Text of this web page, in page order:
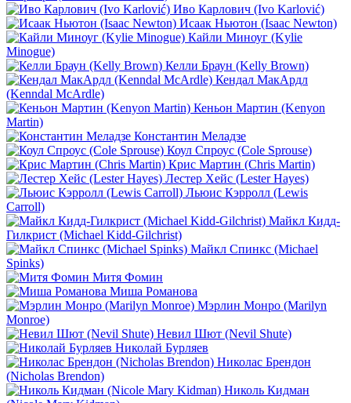
Иво Карлович (Ivo Karlović)
Исаак Ньютон (Isaac Newton)
Кайли Миноуг (Kylie
Minogue)
Келли Браун (Kelly Brown)
Кендал МакАрдл
(Kenndal McArdle)
Кеньон Мартин (Kenyon
Martin)
Константин Меладзе
Коул Спроус (Cole Sprouse)
Крис Мартин (Chris Martin)
Лестер Хейс (Lester Hayes)
Льюис Кэрролл (Lewis
Carroll)
Майкл Кидд-
Гилкрист (Michael Kidd-Gilchrist)
Майкл Спинкс (Michael
Spinks)
Митя Фомин
Миша Романова
Мэрлин Монро (Marilyn
Monroe)
Невил Шют (Nevil Shute)
Николай Бурляев
Николас Брендон
(Nicholas Brendon)
Николь Кидман